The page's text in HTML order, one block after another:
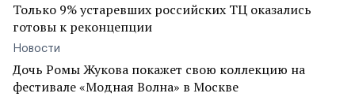
Только 9% устаревших российских ТЦ оказались
готовы к реконцепции
Новости
Дочь Ромы Жукова покажет свою коллекцию на
фестивале «Модная Волна» в Москве